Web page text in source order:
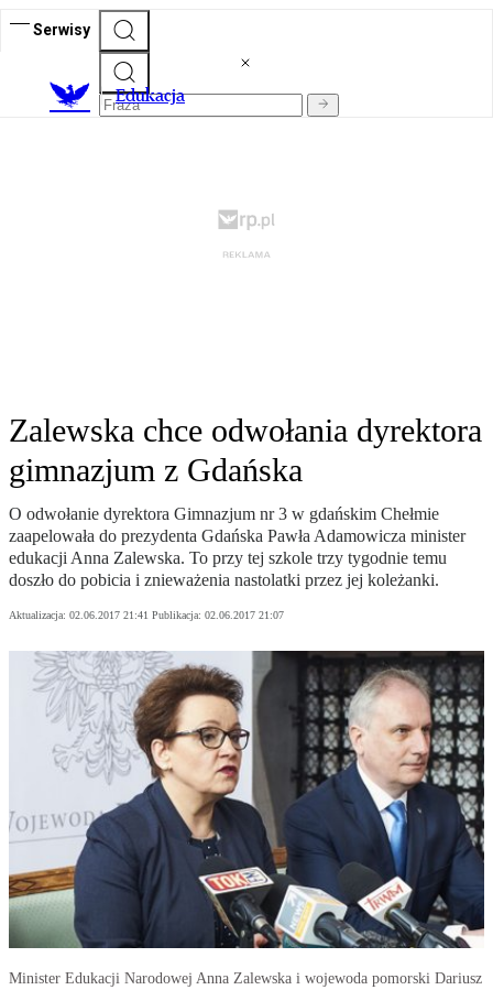
Serwisy
Edukacja
Zalewska chce odwołania dyrektora
gimnazjum z Gdańska
O odwołanie dyrektora Gimnazjum nr 3 w gdańskim Chełmie
zaapelowała do prezydenta Gdańska Pawła Adamowicza minister
edukacji Anna Zalewska. To przy tej szkole trzy tygodnie temu
doszło do pobicia i znieważenia nastolatki przez jej koleżanki.
Aktualizacja: 02.06.2017 21:41 Publikacja: 02.06.2017 21:07
Minister Edukacji Narodowej Anna Zalewska i wojewoda pomorski Dariusz